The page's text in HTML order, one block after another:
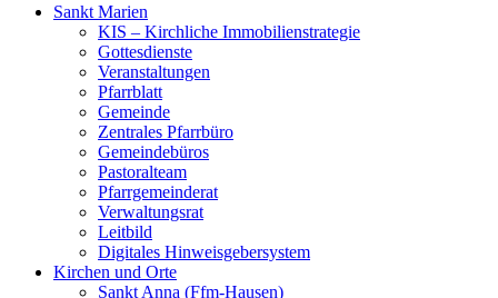
Sankt Marien
KIS – Kirchliche Immobilienstrategie
Gottesdienste
Veranstaltungen
Pfarrblatt
Gemeinde
Zentrales Pfarrbüro
Gemeindebüros
Pastoralteam
Pfarrgemeinderat
Verwaltungsrat
Leitbild
Digitales Hinweisgebersystem
Kirchen und Orte
Sankt Anna (Ffm-Hausen)